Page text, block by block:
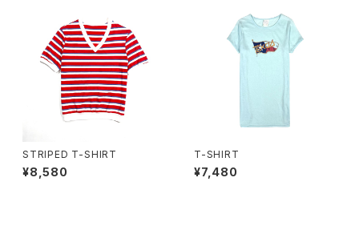
STRIPED T-SHIRT
¥8,580
T-SHIRT
¥7,480